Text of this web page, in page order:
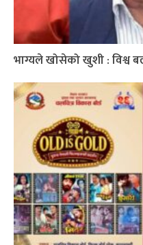
भाग्यले खोसेको खुशी : विश्व